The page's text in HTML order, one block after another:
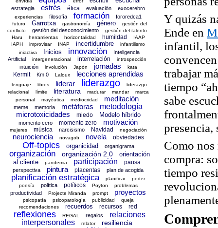
Y quizás
Ende en
infantil,
trabajar
tiempo
sabe
Como nos
compra:
tiempo
estrategia estrés ética evaluación exocerebro
experiencias filosofía formación fororedca1
futuro Garrotxa gastronomía género
gestión del
conflicto
gestión del desconocimiento
gestión del talento
Haru
herramientas horizontalidad humildad
IAAP
IAPH
improvisar INAP incertidumbre
infantilismo
iniactiva
Inicios innovación
Inteligencia
Artificial
intergeneracional interrelación introspección
intuición involución Japón jornadas kata
Kermit Km.0 Laloux lecciones aprendidas
lenguaje libros liderar liderazgo
liderazgo
relacional
límite literatura madurar mandar
marca
personal
mayéutica mediocridad meditación
meme memoria metáforas
metodología
microtoxicidades
miedo Modelo híbrido
momento cero momento zero motivación
mujeres música narcisismo Navidad negociación
neurociencia novagob novela obviedades
Off-topics organicidad organigrama
organización organización 2.0
orientación
al cliente
pandemia participación pausa
perspectiva pintura placentas plan de acogida
planificación estratégica planificar
poder
poesía
política políticos Poyton problemas
productividad Projecte Miranda prompt proyectos
psicopatía psicopatología publicidad
queja
recomendaciones
recuerdos recursos red
reflexiones REGAL regalos
relaciones
interpersonales
relator resiliencia